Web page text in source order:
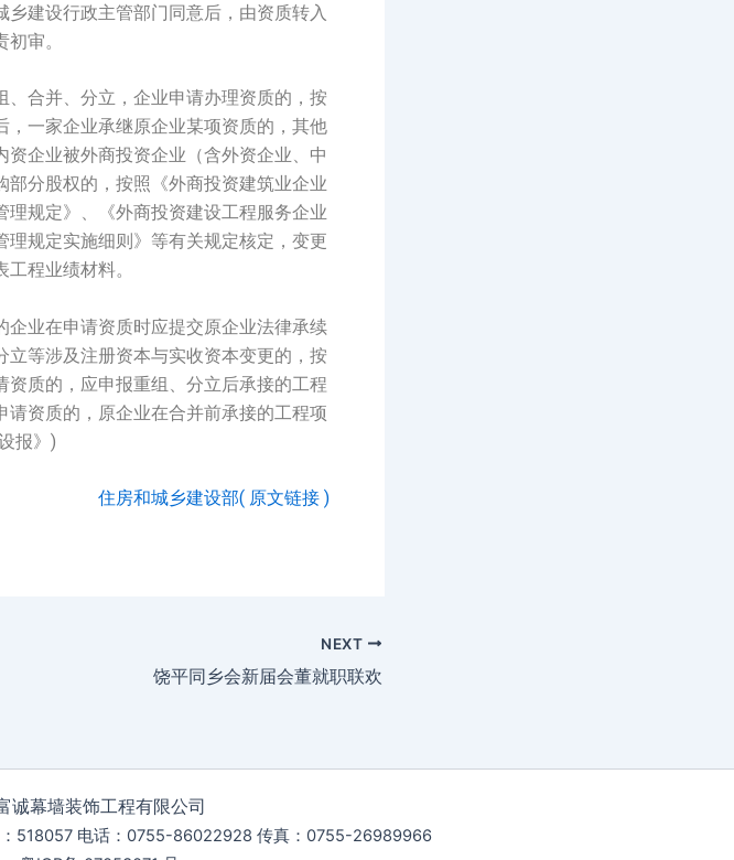
建设行政主管部门同意后，由资质转入
审。
合并、分立，企业申请办理资质的，按
一家企业承继原企业某项资质的，其他
企业被外商投资企业（含外资企业、中
分股权的，按照《外商投资建筑业企业
规定》、《外商投资建设工程服务企业
规定实施细则》等有关规定核定，变更
程业绩材料。
业在申请资质时应提交原企业法律承续
等涉及注册资本与实收资本变更的，按
质的，应申报重组、分立后承接的工程
资质的，原企业在合并前承接的工程项
报》)
住房和城乡建设部( 原文链接 )
NEXT
饶平同乡会新届会董就职联欢
幕墙装饰工程有限公司
518057 电话：0755-86022928 传真：0755-26989966